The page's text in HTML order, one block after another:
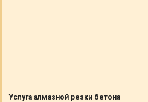
Услуга алмазной резки бетона